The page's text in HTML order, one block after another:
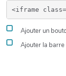
Ajouter un
Ajouter la